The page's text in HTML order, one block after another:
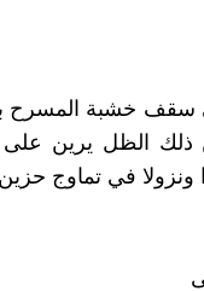
خشبة المسرح
الظل يرين على
ونزولا في تماوج